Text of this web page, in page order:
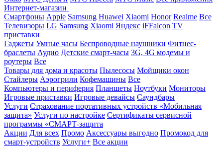
Интернет-магазин
Смартфоны Apple Samsung Huawei Xiaomi Honor Realme Все
Телевизоры LG Samsung Xiaomi Яндекс iFFalcon TV
приставки
Гаджеты Умные часы Беспроводные наушники Фитнес-
браслеты Аудио Детские смарт-часы 3G, 4G модемы и
роутеры Все
Товары для дома и красоты Пылесосы Мойщики окон
Стайлеры Аэрогрили Кофемашины Все
Компьютеры и периферия Планшеты Ноутбуки Мониторы
Игровые приставки Игровые девайсы Саундбары
Услуги Страхование портативных устройств «Мобильная
защита» Услуги по настройке Сертификаты сервисной
программы «СМАРТ-защита
Акции Для всех Промо Аксессуары выгодно Промокод для
смарт-устройств Услуги+ Все акции